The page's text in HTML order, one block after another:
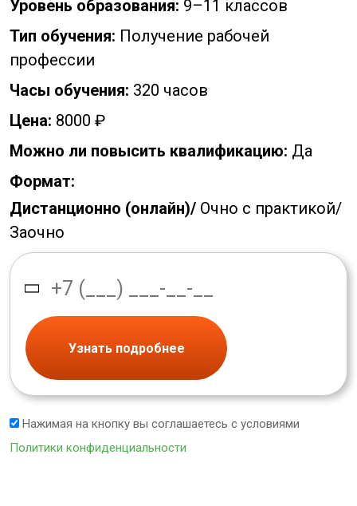
Уровень образования: 9–11 классов
Тип обучения: Получение рабочей
профессии
Часы обучения: 320 часов
Цена: 8000 ₽
Можно ли повысить квалификацию: Да
Формат:
Дистанционно (онлайн)/ Очно с практикой/
Заочно
Узнать подробнее
Нажимая на кнопку вы соглашаетесь с условиями
Политики конфиденциальности